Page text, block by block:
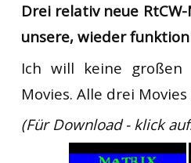
Drei relativ neue
unsere, wieder
Ich will keine
Movies. Alle drei
(Für Download - klick